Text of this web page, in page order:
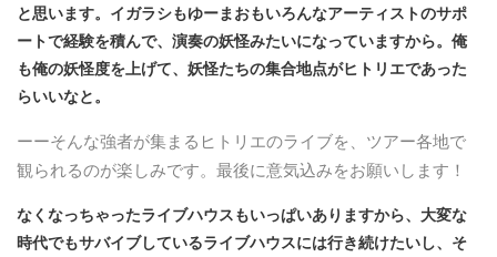
と思います。イガラシもゆーまおもいろんなアーティストのサポ
ートで経験を積んで、演奏の妖怪みたいになっていますから。俺
も俺の妖怪度を上げて、妖怪たちの集合地点がヒトリエであった
らいいなと。
ーーそんな強者が集まるヒトリエのライブを、ツアー各地で
観られるのが楽しみです。最後に意気込みをお願いします！
なくなっちゃったライブハウスもいっぱいありますから、大変な
時代でもサバイブしているライブハウスには行き続けたいし、そ